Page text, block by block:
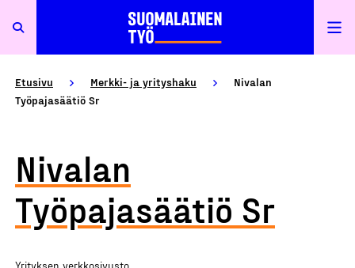
Etusivu Merkki- ja yrityshaku
Nivalan
Työpajasäätiö Sr
Nivalan
Työpajasäätiö Sr
Yrityksen verkkosivusto